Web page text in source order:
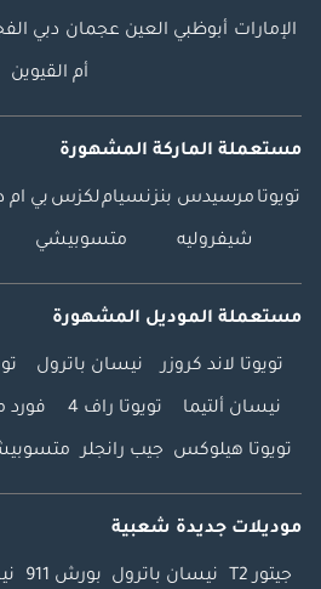
الإمارات أبوظبي العين عجمان دبي
أم القيوين
مستعملة الماركة المشهورة
تويوتا مرسيدس بنزنسياملكزس بي ام
شيفروليه متسوبيشي
مستعملة الموديل المشهورة
تويوتا لاند كروزر نيسان باترول
نيسان ألتيما تويوتا راف 4 فورد
تويوتا هيلوكس جيب رانجلر
موديلات جديدة شعبية
جيتور T2 نيسان باترول بورش 911